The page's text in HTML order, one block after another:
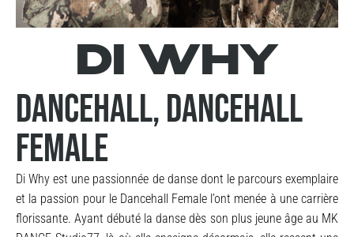
DI WHY
Dancehall, dancehall
female
Di Why est une passionnée de danse dont le parcours exemplaire
et la passion pour le Dancehall Female l’ont menée à une carrière
florissante. Ayant débuté la danse dès son plus jeune âge au MK